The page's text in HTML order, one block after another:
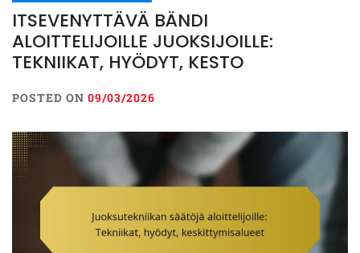
ITSEVENYTTÄVÄ BÄNDI
ALOITTELIJOILLE JUOKSIJOILLE:
TEKNIIKAT, HYÖDYT, KESTO
POSTED ON 09/03/2026